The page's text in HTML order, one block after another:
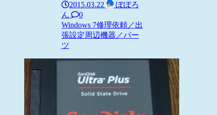
2015.03.22
ぽぽろ
ん
0
Windows 7修理依頼／出
張設定周辺機器／パー
ツ